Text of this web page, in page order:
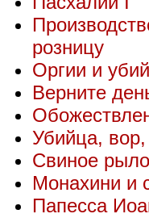
розницу
Оргии и
Верните
Убийца, вор,
Свиное рыло
Монахини и
Папесса